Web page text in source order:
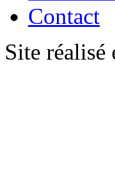
Contact
Site